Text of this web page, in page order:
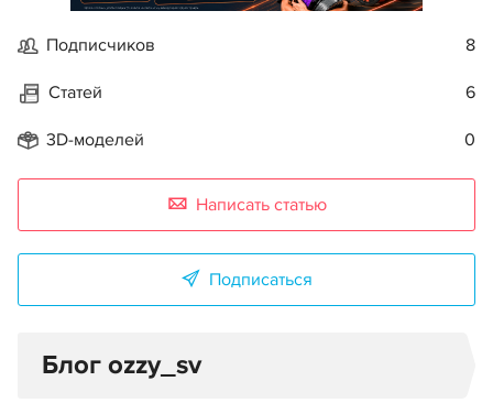
Подписчиков 8
Статей 6
3D-моделей 0
Написать статью
Подписаться
Блог ozzy_sv